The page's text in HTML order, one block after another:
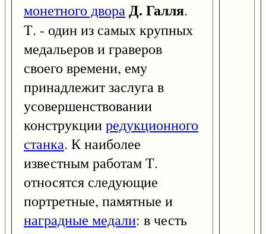
монетного двораД. Галля.
Т. - один из самых крупных
медальеров и граверов
своего времени, ему
принадлежит заслуга в
усовершенствовании
конструкцииредукционного
станка. К наиболее
известным работам Т.
относятся следующие
портретные, памятные и
наградные медали: в честь